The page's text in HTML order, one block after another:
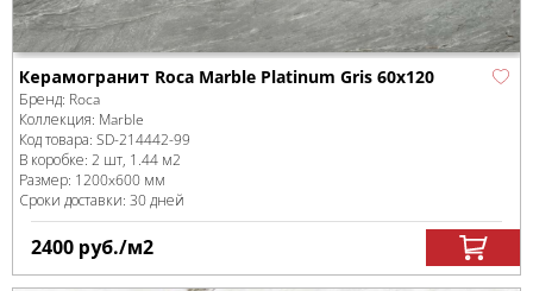
Керамогранит Roca Marble Platinum Gris 60x120
Бренд: Roca
Коллекция: Marble
Код товара: SD-214442-99
В коробке: 2 шт, 1.44 м2
Размер: 1200x600 мм
Сроки доставки: 30 дней
2400 руб./м2